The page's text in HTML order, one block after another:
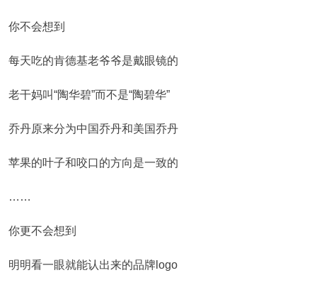
你不会想到
每天吃的肯德基老爷爷是戴眼镜的
老干妈叫“陶华碧”而不是“陶碧华”
乔丹原来分为中国乔丹和美国乔丹
苹果的叶子和咬口的方向是一致的
……
你更不会想到
明明看一眼就能认出来的品牌logo